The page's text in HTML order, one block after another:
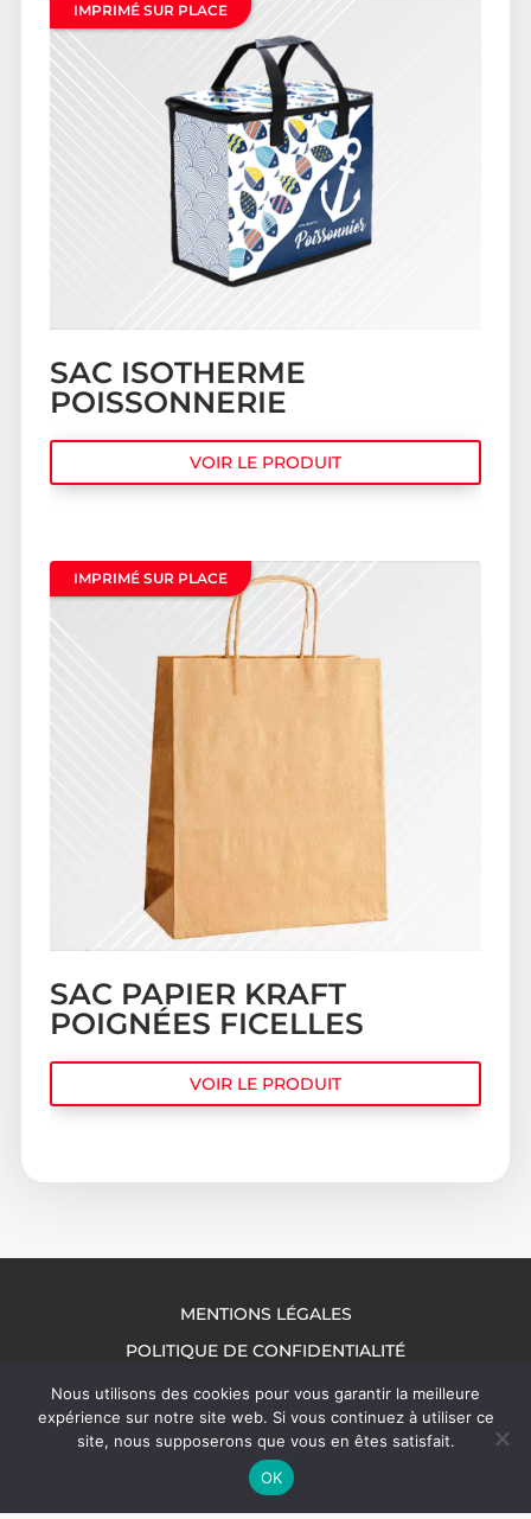
SAC ISOTHERME
POISSONNERIE
VOIR LE PRODUIT
IMPRIMÉ SUR PLACE
SAC PAPIER KRAFT
POIGNÉES FICELLES
VOIR LE PRODUIT
IMPRIMÉ SUR PLACE
MENTIONS LÉGALES
POLITIQUE DE CONFIDENTIALITÉ
NOUS CONTACTER
Nous utilisons des cookies pour vous garantir la meilleure
expérience sur notre site web. Si vous continuez à utiliser ce
site, nous supposerons que vous en êtes satisfait.
OK